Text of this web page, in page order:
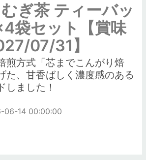
ぎ茶 ティーバッ
袋セット【賞味
07/31】
煎方式「芯までこんがり焙
た、甘香ばしく濃度感のある
しました！
06-14 00:00:00